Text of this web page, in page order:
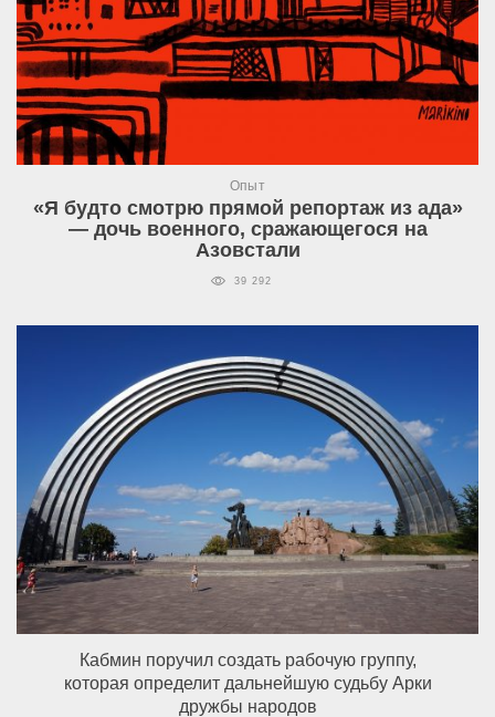
Опыт
«Я будто смотрю прямой репортаж из ада»
— дочь военного, сражающегося на
Азовстали
39 292
Кабмин поручил создать рабочую группу,
которая определит дальнейшую судьбу Арки
дружбы народов